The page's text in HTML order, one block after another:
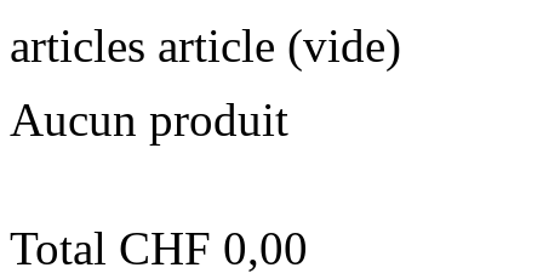
articles article (vide)
Aucun produit
Total CHF 0,00